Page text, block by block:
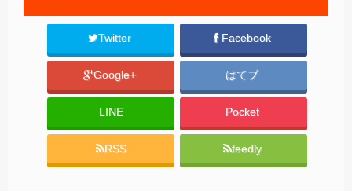
Twitter Facebook
Google+ はてブ
LINE Pocket
RSS feedly